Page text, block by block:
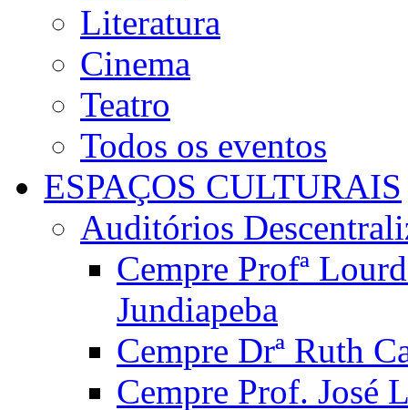
Literatura
Cinema
Teatro
Todos os eventos
ESPAÇOS CULTURAIS
Auditórios
Cempre Profª
Jundiapeba
Cempre Drª Ruth
Cempre Prof. José